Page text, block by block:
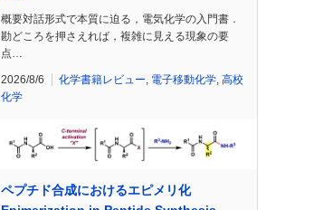
概要対話形式で本質に迫る，電気化学の入門書．
勘どころを押さえれば，複雑に見える現象の要
点…
2026/8/6 化学書籍レビュー 電子移動化学 高校
化学
ペプチド合成におけるエピメリ化